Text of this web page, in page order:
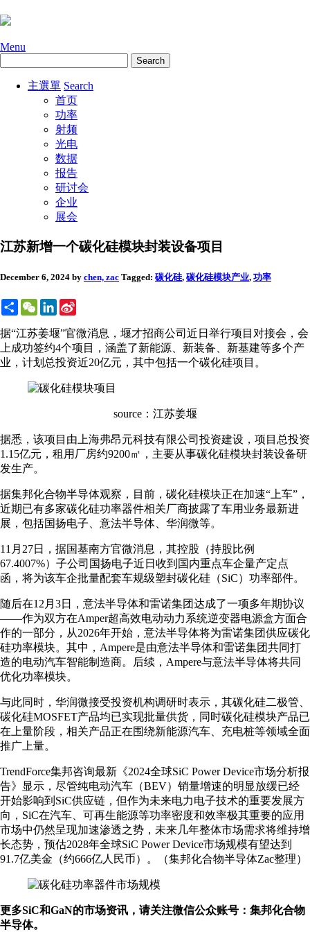
Menu
主選單 Search
首页
功率
射频
光电
数据
报告
研讨会
企业
展会
江苏新增一个碳化硅模块封装设备项目
December 6, 2024 by chen, zac Tagged: 碳化硅, 碳化硅模块产业, 功率
ShareWeChatLinkedIn
据“江苏姜堰”官微消息，堰才招商公司近日举行项目对接会，会
上成功签约4个项目，涵盖了新能源、新装备、新基建等多个产
业，计划总投资近20亿元，其中包括一个碳化硅项目。
source：江苏姜堰
据悉，该项目由上海弗昂元科技有限公司投资建设，项目总投资
1.15亿元，租用厂房约9200㎡，主要从事碳化硅模块封装设备研
发生产。
据集邦化合物半导体观察，目前，碳化硅模块正在加速“上车”，
近期已有多家碳化硅功率器件相关厂商披露了车用业务最新进
展，包括国扬电子、意法半导体、华润微等。
11月27日，据国基南方官微消息，其控股（持股比例
67.4007%）子公司国扬电子近日收到国内重点车企量产定点
函，将为该车企批量配套车规级塑封碳化硅（SiC）功率部件。
随后在12月3日，意法半导体和雷诺集团达成了一项多年期协议
——作为双方在Amper超高效电动动力系统逆变器电源盒方面合
作的一部分，从2026年开始，意法半导体将为雷诺集团供应碳化
硅功率模块。其中，Ampere是由意法半导体和雷诺集团共同打
造的电动汽车智能制造商。后续，Ampere与意法半导体将共同
优化功率模块。
与此同时，华润微接受投资机构调研时表示，其碳化硅二极管、
碳化硅MOSFET产品均已实现批量供货，同时碳化硅模块产品已
在上量阶段，相关产品正在围绕新能源汽车、充电桩等领域全面
推广上量。
TrendForce集邦咨询最新《2024全球SiC Power Device市场分析报
告》显示，尽管纯电动汽车（BEV）销量增速的明显放缓已经
开始影响到SiC供应链，但作为未来电力电子技术的重要发展方
向，SiC在汽车、可再生能源等功率密度和效率极其重要的应用
市场中仍然呈现加速渗透之势，未来几年整体市场需求将维持增
长态势，预估2028年全球SiC Power Device市场规模有望达到
91.7亿美金（约666亿人民币）。（集邦化合物半导体Zac整理）
更多SiC和GaN的市场资讯，请关注微信公众账号：集邦化合物
半导体。